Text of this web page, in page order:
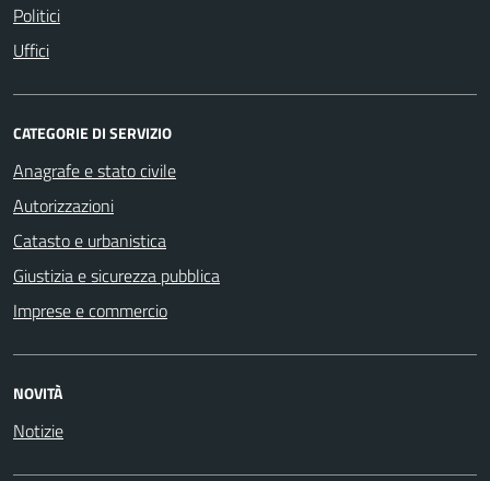
Politici
Uffici
CATEGORIE DI SERVIZIO
Anagrafe e stato civile
Autorizzazioni
Catasto e urbanistica
Giustizia e sicurezza pubblica
Imprese e commercio
NOVITÀ
Notizie